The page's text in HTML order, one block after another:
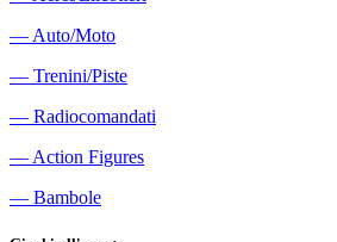
― Auto/Moto
― Trenini/Piste
― Radiocomandati
― Action Figures
― Bambole